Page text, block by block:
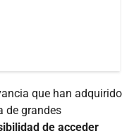
que han adquirido
de grandes
de acceder